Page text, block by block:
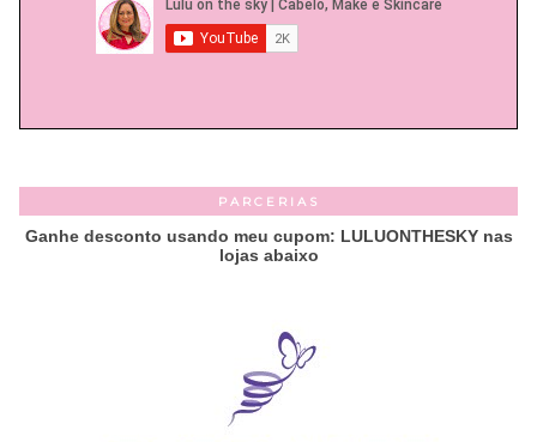
PARCERIAS
Ganhe desconto usando meu cupom: LULUONTHESKY nas
lojas abaixo